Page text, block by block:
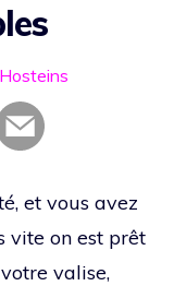
et vous avez
vite on est prêt
valise,